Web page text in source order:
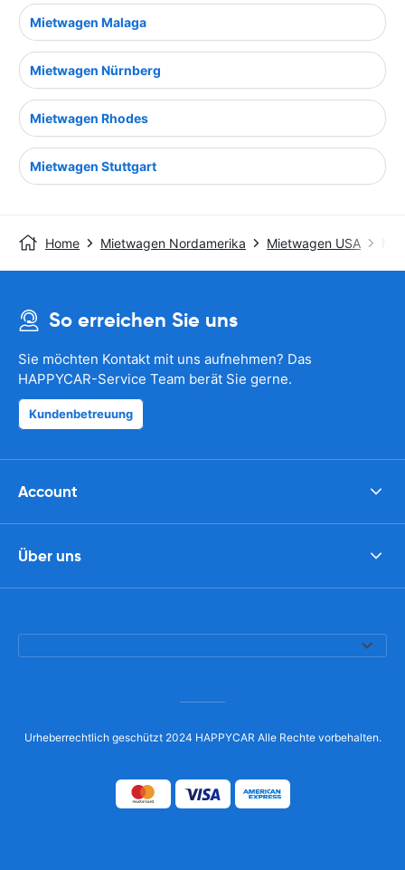
Mietwagen Malaga
Mietwagen Nürnberg
Mietwagen Rhodes
Mietwagen Stuttgart
Home Mietwagen Nordamerika Mietwagen USA
So erreichen Sie uns
Sie möchten Kontakt mit uns aufnehmen? Das
HAPPYCAR-Service Team berät Sie gerne.
Kundenbetreuung
Account
Über uns
Urheberrechtlich geschützt 2024 HAPPYCAR Alle Rechte vorbehalten.